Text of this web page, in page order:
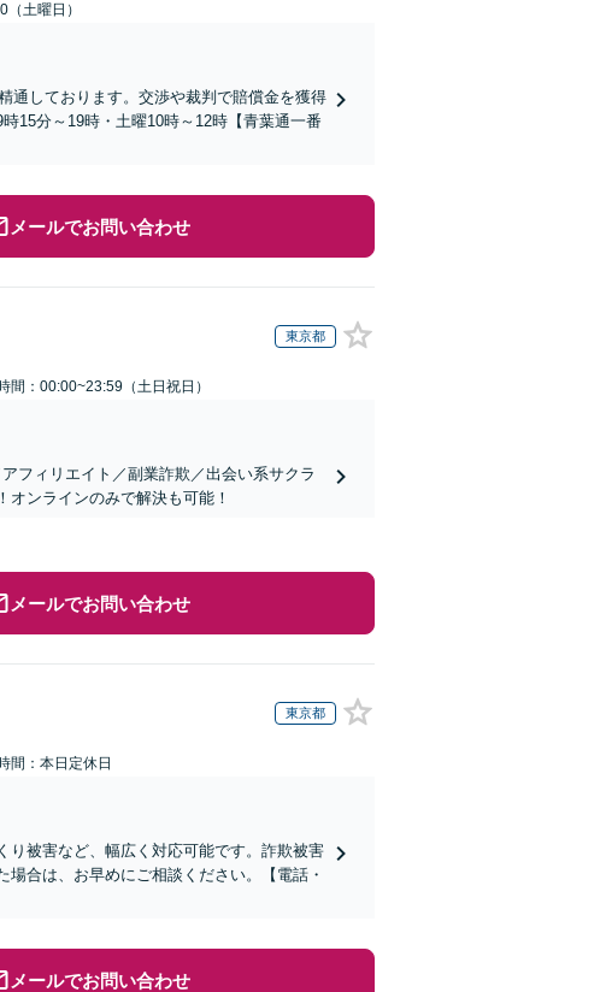
土曜日）
通しております。交渉や裁判で賠償金を獲得
15分～19時・土曜10時～12時【青葉通一番
メールでお問い合わせ
東京都
間：00:00~23:59（土日祝日）
フィリエイト／副業詐欺／出会い系サクラ
ンラインのみで解決も可能！
メールでお問い合わせ
東京都
間：本日定休日
り被害など、幅広く対応可能です。詐欺被害
合は、お早めにご相談ください。【電話・
メールでお問い合わせ